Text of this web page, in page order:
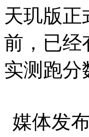
天玑版正
前，已经
实测跑分
媒体发